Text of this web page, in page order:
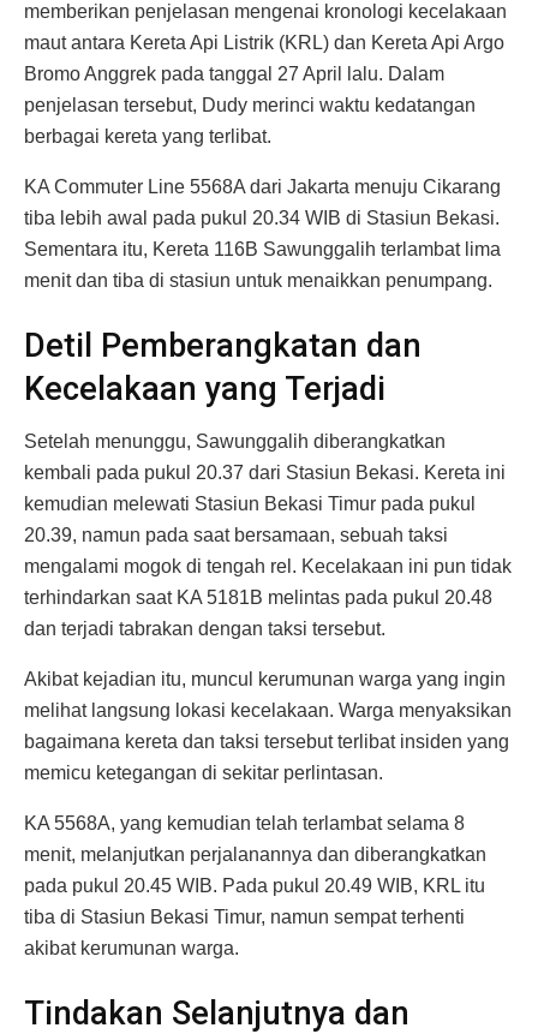
memberikan penjelasan mengenai kronologi kecelakaan
maut antara Kereta Api Listrik (KRL) dan Kereta Api Argo
Bromo Anggrek pada tanggal 27 April lalu. Dalam
penjelasan tersebut, Dudy merinci waktu kedatangan
berbagai kereta yang terlibat.
KA Commuter Line 5568A dari Jakarta menuju Cikarang
tiba lebih awal pada pukul 20.34 WIB di Stasiun Bekasi.
Sementara itu, Kereta 116B Sawunggalih terlambat lima
menit dan tiba di stasiun untuk menaikkan penumpang.
Detil Pemberangkatan dan
Kecelakaan yang Terjadi
Setelah menunggu, Sawunggalih diberangkatkan
kembali pada pukul 20.37 dari Stasiun Bekasi. Kereta ini
kemudian melewati Stasiun Bekasi Timur pada pukul
20.39, namun pada saat bersamaan, sebuah taksi
mengalami mogok di tengah rel. Kecelakaan ini pun tidak
terhindarkan saat KA 5181B melintas pada pukul 20.48
dan terjadi tabrakan dengan taksi tersebut.
Akibat kejadian itu, muncul kerumunan warga yang ingin
melihat langsung lokasi kecelakaan. Warga menyaksikan
bagaimana kereta dan taksi tersebut terlibat insiden yang
memicu ketegangan di sekitar perlintasan.
KA 5568A, yang kemudian telah terlambat selama 8
menit, melanjutkan perjalanannya dan diberangkatkan
pada pukul 20.45 WIB. Pada pukul 20.49 WIB, KRL itu
tiba di Stasiun Bekasi Timur, namun sempat terhenti
akibat kerumunan warga.
Tindakan Selanjutnya dan